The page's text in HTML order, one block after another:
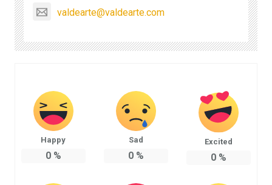
valdearte@valdearte.com
Happy
0%
Sad
0%
Excited
0%